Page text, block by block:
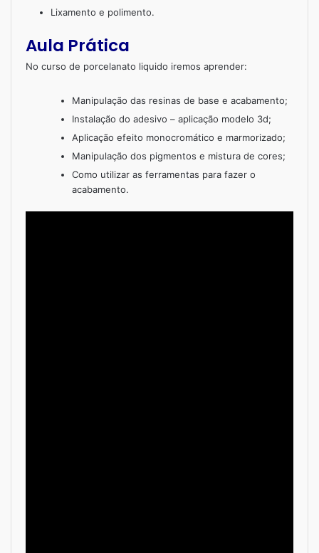
Lixamento e polimento.
Aula Prática
No curso de porcelanato liquido iremos aprender:
Manipulação das resinas de base e acabamento;
Instalação do adesivo – aplicação modelo 3d;
Aplicação efeito monocromático e marmorizado;
Manipulação dos pigmentos e mistura de cores;
Como utilizar as ferramentas para fazer o
acabamento.